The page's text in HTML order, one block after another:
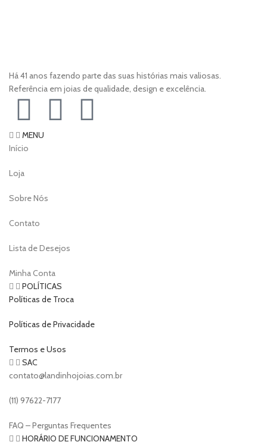
Há 41 anos fazendo parte das suas histórias mais valiosas.
Referência em joias de qualidade, design e excelência.
MENU
Início
Loja
Sobre Nós
Contato
Lista de Desejos
Minha Conta
POLÍTICAS
Políticas de Troca
Políticas de Privacidade
Termos e Usos
SAC
contato@landinhojoias.com.br
(11) 97622-7177
FAQ – Perguntas Frequentes
HORÁRIO DE FUNCIONAMENTO